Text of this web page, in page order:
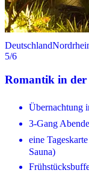
Deutschland
5/6
Romantik in
Übernachtung
3-Gang
eine
Sauna)